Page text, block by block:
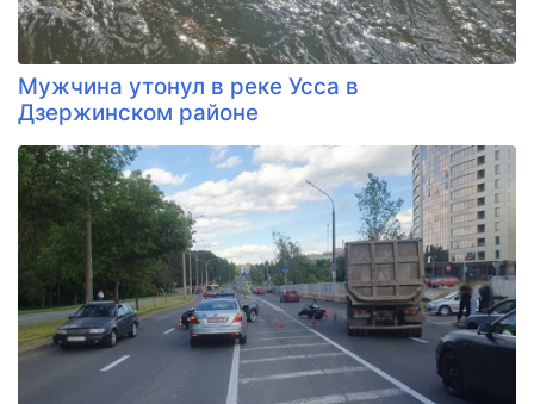
Мужчина утонул в реке Усса в
Дзержинском районе